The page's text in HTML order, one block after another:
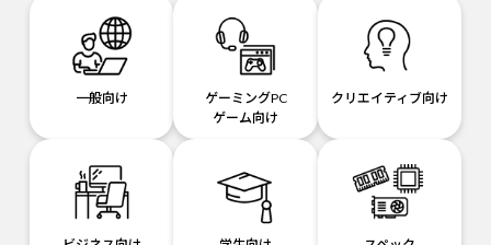
一般向け
ゲーミングPC
ゲーム向け
クリエイティブ向け